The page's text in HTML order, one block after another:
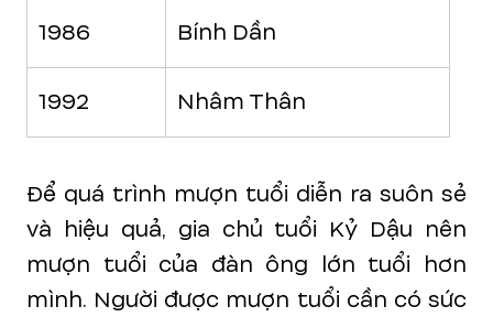
1986 Bính Dần
1992 Nhâm Thân
Để quá trình mượn tuổi diễn ra suôn sẻ
và hiệu quả, gia chủ tuổi Kỷ Dậu nên
mượn tuổi của đàn ông lớn tuổi hơn
mình. Người được mượn tuổi cần có sức